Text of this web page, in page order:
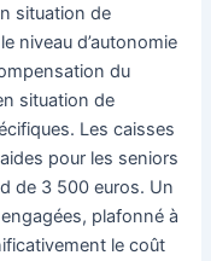
situation de
niveau d’autonomie
du
situation de
Les caisses
pour les seniors
de 3 500 euros. Un
plafonné à
le coût